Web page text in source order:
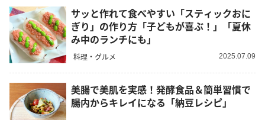
サッと作れて食べやすい「スティックおに
ぎり」の作り方「子どもが喜ぶ！」「夏休
み中のランチにも」
料理・グルメ 2025.07.09
美腸で美肌を実感！発酵食品＆簡単習慣で
腸内からキレイになる「納豆レシピ」